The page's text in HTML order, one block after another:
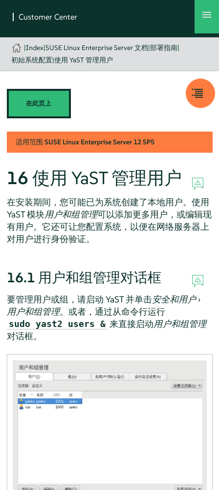
|Index|SUSE Linux Enterprise Server 文档|部署指南|
初始系统配置|使用 YaST 管理用户
在此页上
适用范围 SUSE Linux Enterprise Server 12 SP5
16 使用 YaST 管理用户
在安装期间，您可能已为系统创建了本地用户。使用
YaST 模块用户和组管理可以添加更多用户，或编辑现
有用户。它还可让您配置系统，以便在网络服务器上
对用户进行身份验证。
16.1 用户和组管理对话框
要管理用户或组，请启动 YaST 并单击安全和用户›
用户和组管理。或者，通过从命令行运行
sudo yast2 users & 来直接启动用户和组管理
对话框。